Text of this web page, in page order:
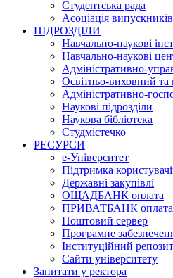
Студентська рада
Асоціація випускників
ПІДРОЗДІЛИ
Навчально-наукові
Навчально-наукові
Адміністративно-
Освітньо-виховний та
Адміністративно-
Наукові підрозділи
Наукова бібліотека
Студмістечко
РЕСУРСИ
е-Університет
Підтримка
Державні закупівлі
ОЩАДБАНК оплата
ПРИВАТБАНК оплата
Поштовий сервер
Програмне
Інституційний
Сайти університету
Запитати у ректора